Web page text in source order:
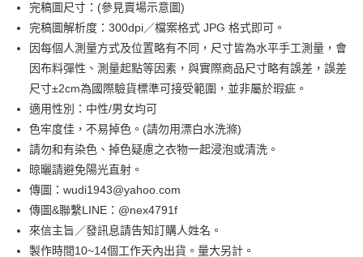
悠遊付
全盈+PAY
AFTEE先享後付
相關說明
【關於「AFTEE先享後付」】
AFTEE先享後付是「在收到商品之後才付款」的支付方式。 讓您購物簡單
便利好安心！
１．簡單：不需註冊會員、不需綁卡、不需儲值。
３．安心：先確認商品／服務後，再付款。
【「AFTEE先享後付」結帳流程】
１．於結帳方式選擇「AFTEE先享後付」後，將跳轉至「AFTEE先享後付」
結帳頁面，進行簡訊認證並確認金額後，即可完成結帳。
ATM付款
運送方式
全家付款取貨
付款後全家取貨
完稿圖尺寸：(參見賣場示意圖)
完稿圖解析度：300dpi／檔案格式 JPG 格式即可。
因每個人測量方式及位置略有不同，尺寸皆為水平手工測量，會
因布料彈性、測量起點等因素，與實際商品尺寸略有誤差，誤差
尺寸±2cm為國際驗貨標準可接受範圍，並非屬於瑕疵。
適用性別：中性/男女均可
色牢度佳，不易掉色。(請勿用漂白水洗滌)
請勿和有染色、掉色疑慮之衣物一起浸泡或清洗。
晾曬請避免陽光直射。
傳圖：wudi1943@yahoo.com
傳圖&聯繫LINE：@nex4791f
來信主旨／發訊息請告知訂購人姓名。
製作時間10~14個工作天內出貨。量大另計。